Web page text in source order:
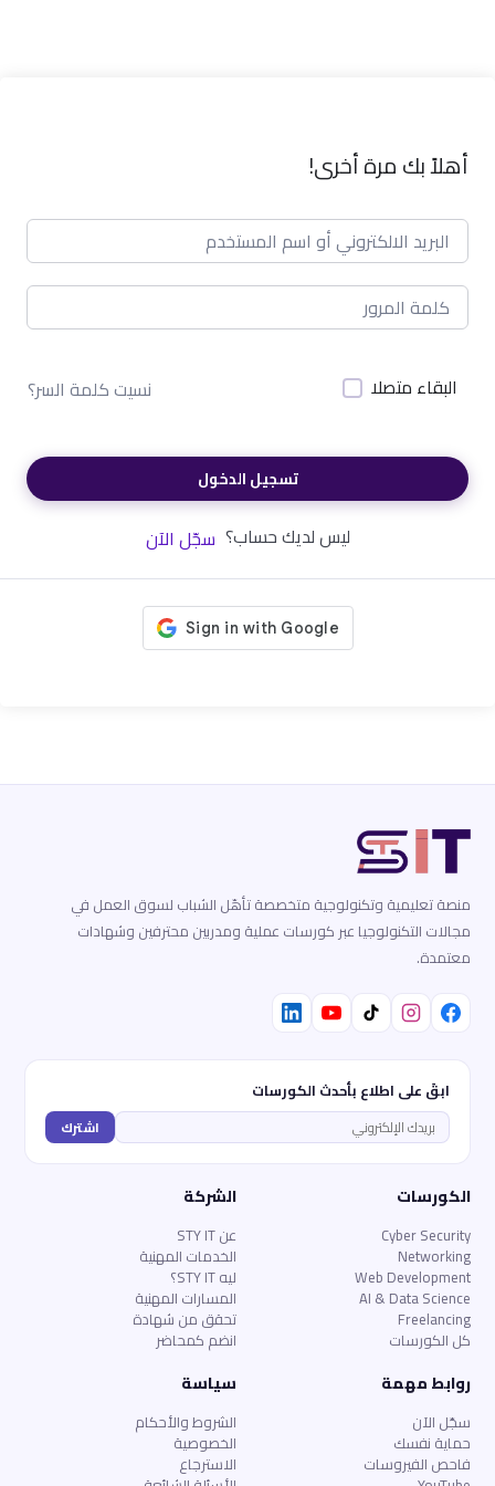
أهلاً بك مرة أخرى!
البقاء متصلا نسيت كلمة السر؟
تسجيل الدخول
ليس لديك حساب؟ سجّل الآن
منصة تعليمية وتكنولوجية متخصصة تأهّل الشباب لسوق العمل في
مجالات التكنولوجيا عبر كورسات عملية ومدربين محترفين وشهادات
معتمدة.
ابقَ على اطلاع بأحدث الكورسات
اشترك
الكورسات
Cyber Security
Networking
Web Development
AI & Data Science
Freelancing
كل الكورسات
الشركة
عن STY IT
الخدمات المهنية
ليه STY IT؟
المسارات المهنية
تحقق من شهادة
انضم كمحاضر
روابط مهمة
سجّل الآن
حماية نفسك
فاحص الفيروسات
سياسة
الشروط والأحكام
الخصوصية
الاسترجاع